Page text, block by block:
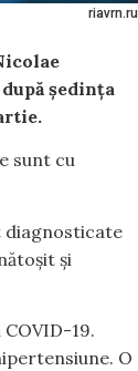
riavrn.ru
ședința
sunt cu
diagnosticate
și
19.
O